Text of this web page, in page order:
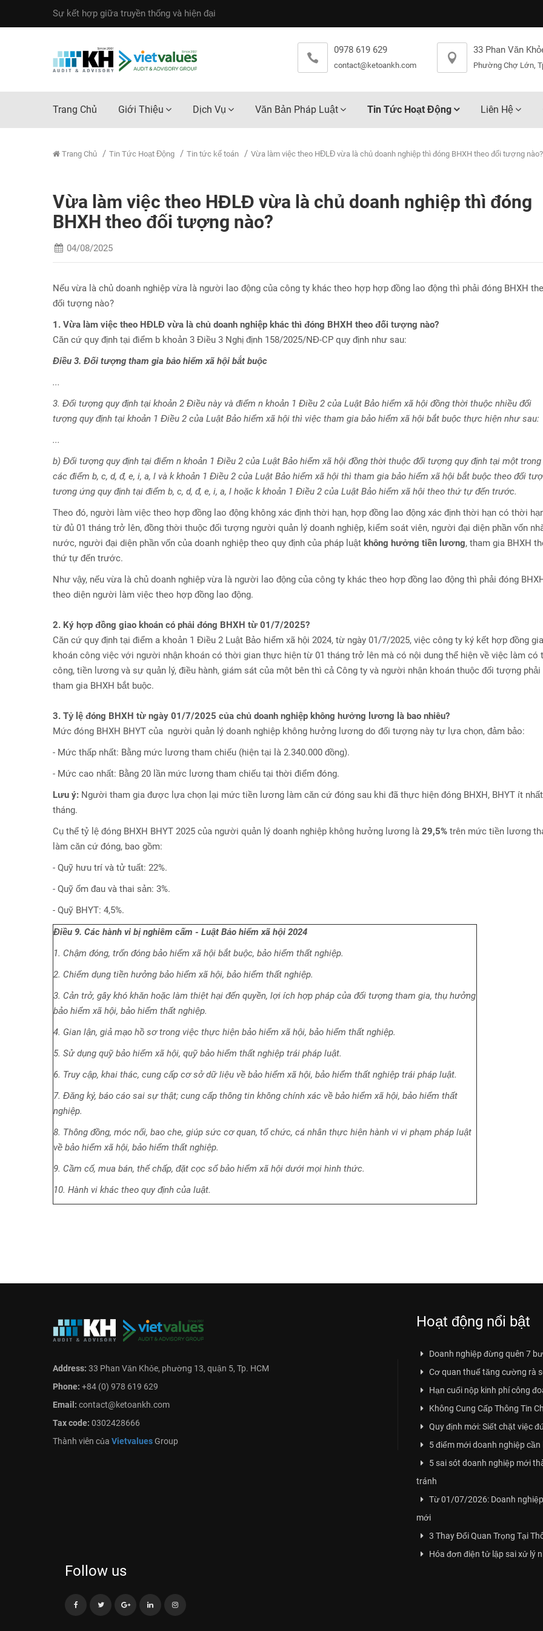
Sự kết hợp giữa truyền thống và hiện đại
0978 619 629
contact@ketoankh.com
33 Phan Văn
Phường Chợ Lớn,
Trang Chủ Giới Thiệu Dịch Vụ Văn Bản Pháp Luật Tin Tức Hoạt Động Liên Hệ
Trang Chủ Tin Tức Hoạt Động Tin tức kế toán Vừa làm việc theo HĐLĐ vừa là chủ doanh nghiệp thì đóng BHXH theo đối tượng nào?
Vừa làm việc theo HĐLĐ vừa là chủ doanh nghiệp thì đóng
BHXH theo đối tượng nào?
04/08/2025
Nếu vừa là chủ doanh nghiệp vừa là người lao động của công ty khác theo hợp hợp đồng lao động thì phải đóng BHXH
đối tượng nào?
1. Vừa làm việc theo HĐLĐ vừa là chủ doanh nghiệp khác thì đóng BHXH theo đối tượng nào?
Căn cứ quy định tại điểm b khoản 3 Điều 3 Nghị định 158/2025/NĐ-CP quy định như sau:
Điều 3. Đối tượng tham gia bảo hiểm xã hội bắt buộc
...
3. Đối tượng quy định tại khoản 2 Điều này và điểm n khoản 1 Điều 2 của Luật Bảo hiểm xã hội đồng thời thuộc nhiều đối
tượng quy định tại khoản 1 Điều 2 của Luật Bảo hiểm xã hội thì việc tham gia bảo hiểm xã hội bắt buộc thực hiện như sau:
...
b) Đối tượng quy định tại điểm n khoản 1 Điều 2 của Luật Bảo hiểm xã hội đồng thời thuộc đối tượng quy định tại một trong
các điểm b, c, d, đ, e, i, a, l và k khoản 1 Điều 2 của Luật Bảo hiểm xã hội thì tham gia bảo hiểm xã hội bắt buộc theo đối
tương ứng quy định tại điểm b, c, d, đ, e, i, a, l hoặc k khoản 1 Điều 2 của Luật Bảo hiểm xã hội theo thứ tự đến trước.
Theo đó, người làm việc theo hợp đồng lao động không xác định thời hạn, hợp đồng lao động xác định thời hạn có thời
từ đủ 01 tháng trở lên, đồng thời thuộc đối tượng người quản lý doanh nghiệp, kiểm soát viên, người đại diện phần vốn
nước, người đại diện phần vốn của doanh nghiệp theo quy định của pháp luật không hưởng tiền lương, tham gia BHXH
thứ tự đến trước.
Như vậy, nếu vừa là chủ doanh nghiệp vừa là người lao động của công ty khác theo hợp đồng lao động thì phải đóng
theo diện người làm việc theo hợp đồng lao động.
2. Ký hợp đồng giao khoán có phải đóng BHXH từ 01/7/2025?
Căn cứ quy định tại điểm a khoản 1 Điều 2 Luật Bảo hiểm xã hội 2024, từ ngày 01/7/2025, việc công ty ký kết hợp đồng
khoán công việc với người nhận khoán có thời gian thực hiện từ 01 tháng trở lên mà có nội dung thể hiện về việc làm có
công, tiền lương và sự quản lý, điều hành, giám sát của một bên thì cả Công ty và người nhận khoán thuộc đối tượng phải
tham gia BHXH bắt buộc.
3. Tỷ lệ đóng BHXH từ ngày 01/7/2025 của chủ doanh nghiệp không hưởng lương là bao nhiêu?
Mức đóng BHXH BHYT của người quản lý doanh nghiệp không hưởng lương do đối tượng này tự lựa chọn, đảm bảo:
- Mức thấp nhất: Bằng mức lương tham chiếu (hiện tại là 2.340.000 đồng).
- Mức cao nhất: Bằng 20 lần mức lương tham chiếu tại thời điểm đóng.
Lưu ý: Người tham gia được lựa chọn lại mức tiền lương làm căn cứ đóng sau khi đã thực hiện đóng BHXH, BHYT ít
tháng.
Cụ thể tỷ lệ đóng BHXH BHYT 2025 của người quản lý doanh nghiệp không hưởng lương là 29,5% trên mức tiền lương
làm căn cứ đóng, bao gồm:
- Quỹ hưu trí và tử tuất: 22%.
- Quỹ ốm đau và thai sản: 3%.
- Quỹ BHYT: 4,5%.
Điều 9. Các hành vi bị nghiêm cấm - Luật Bảo hiểm xã hội 2024
1. Chậm đóng, trốn đóng bảo hiểm xã hội bắt buộc, bảo hiểm thất nghiệp.
2. Chiếm dụng tiền hưởng bảo hiểm xã hội, bảo hiểm thất nghiệp.
3. Cản trở, gây khó khăn hoặc làm thiệt hại đến quyền, lợi ích hợp pháp của đối tượng tham gia, thụ hưởng
bảo hiểm xã hội, bảo hiểm thất nghiệp.
4. Gian lận, giả mạo hồ sơ trong việc thực hiện bảo hiểm xã hội, bảo hiểm thất nghiệp.
5. Sử dụng quỹ bảo hiểm xã hội, quỹ bảo hiểm thất nghiệp trái pháp luật.
6. Truy cập, khai thác, cung cấp cơ sở dữ liệu về bảo hiểm xã hội, bảo hiểm thất nghiệp trái pháp luật.
7. Đăng ký, báo cáo sai sự thật; cung cấp thông tin không chính xác về bảo hiểm xã hội, bảo hiểm thất
nghiệp.
8. Thông đồng, móc nối, bao che, giúp sức cơ quan, tổ chức, cá nhân thực hiện hành vi vi phạm pháp luật
về bảo hiểm xã hội, bảo hiểm thất nghiệp.
9. Cầm cố, mua bán, thế chấp, đặt cọc sổ bảo hiểm xã hội dưới mọi hình thức.
10. Hành vi khác theo quy định của luật.
Address: 33 Phan Văn Khỏe, phường 13, quận 5, Tp. HCM
Phone: +84 (0) 978 619 629
Email: contact@ketoankh.com
Tax code: 0302428666
Thành viên của VietvaluesGroup
Hoạt động nổi bật
Doanh nghiệp đừng quên 7
Cơ quan thuế tăng cường rà
Hạn cuối nộp kinh phí công
Không Cung Cấp Thông Tin
Quy định mới: Siết chặt việc
5 điểm mới doanh nghiệp
5 sai sót doanh nghiệp mới
tránh
Từ 01/07/2026: Doanh
mới
3 Thay Đổi Quan Trọng Tại
Hóa đơn điện tử lập sai xử lý
Follow us